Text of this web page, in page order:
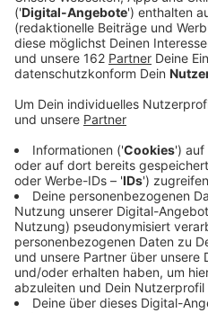
Veröffentlicht:Montag,
Anzeige
Die Ruine des früheren St.
Duisburg wird offenbar
Anwohner berichten in der
Place"-Tourismus. Der
Sache sogar noch
verbotene Partys, Böller
sogar schon mit
Die Stadt hat den Zaun
nicht tun, das Gelände ist